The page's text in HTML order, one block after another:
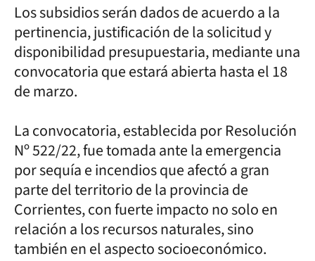
Los subsidios serán dados de acuerdo a la
pertinencia, justificación de la solicitud y
disponibilidad presupuestaria, mediante una
convocatoria que estará abierta hasta el 18
de marzo.
La convocatoria, establecida por Resolución
Nº 522/22, fue tomada ante la emergencia
por sequía e incendios que afectó a gran
parte del territorio de la provincia de
Corrientes, con fuerte impacto no solo en
relación a los recursos naturales, sino
también en el aspecto socioeconómico.